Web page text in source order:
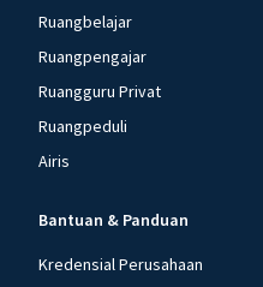
Ruangbelajar
Ruangpengajar
Ruangguru Privat
Ruangpeduli
Airis
Bantuan & Panduan
Kredensial Perusahaan